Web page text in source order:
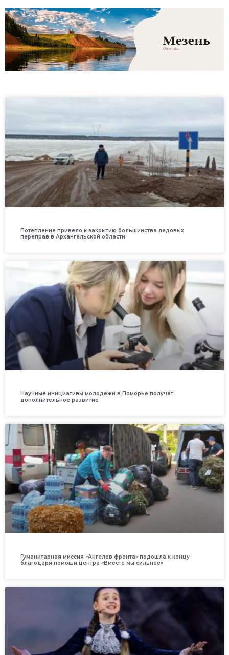
Потепление привело к закрытию большинства ледовых
переправ в Архангельской области
Научные инициативы молодежи в Поморье получат
дополнительное развитие
Гуманитарная миссия «Ангелов фронта» подошла к концу
благодаря помощи центра «Вместе мы сильнее»